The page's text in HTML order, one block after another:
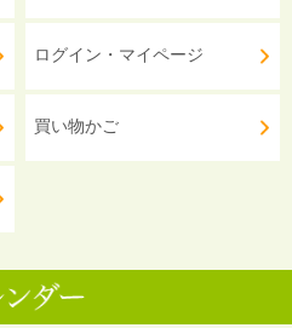
ログイン・マイページ
買い物かご